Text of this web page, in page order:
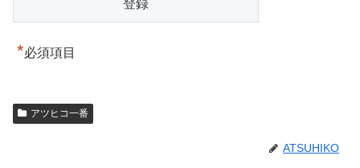
*必須項目
アツヒコ一番
ATSUHIKO